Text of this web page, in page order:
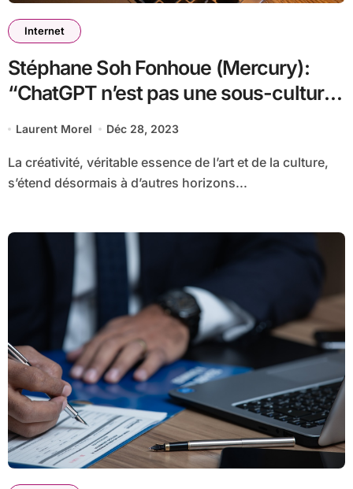
Internet
Stéphane Soh Fonhoue (Mercury):
“ChatGPT n’est pas une sous-culture
!”Laurent Morel Déc 28, 2023
La créativité, véritable essence de l’art et de la culture,
s’étend désormais à d’autres horizons...